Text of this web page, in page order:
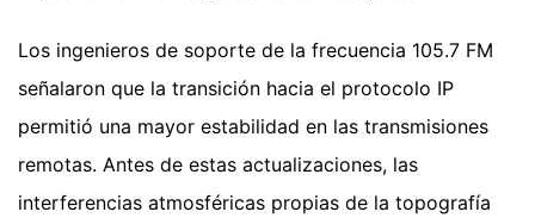
Los ingenieros de soporte de la frecuencia 105.7 FM
señalaron que la transición hacia el protocolo IP
permitió una mayor estabilidad en las transmisiones
remotas. Antes de estas actualizaciones, las
interferencias atmosféricas propias de la topografía